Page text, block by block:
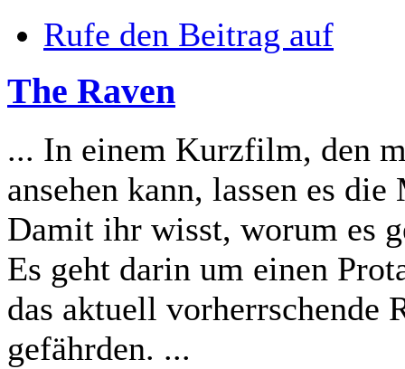
Rufe den Beitrag auf
The Raven
... In einem Kurzfilm, den
ansehen kann, lassen es
Damit ihr wisst, worum es
Es geht darin um einen
das aktuell vorherrschende
gefährden. ...